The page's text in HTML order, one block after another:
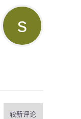
较新评论